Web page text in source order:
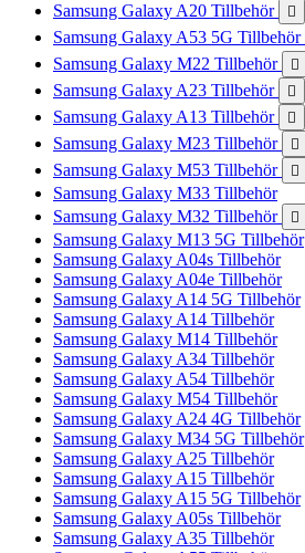
Samsung Galaxy A20 Tillbehör 
Samsung Galaxy A53 5G Tillbehör
Samsung Galaxy M22 Tillbehör 
Samsung Galaxy A23 Tillbehör 
Samsung Galaxy A13 Tillbehör 
Samsung Galaxy M23 Tillbehör 
Samsung Galaxy M53 Tillbehör 
Samsung Galaxy M33 Tillbehör
Samsung Galaxy M32 Tillbehör

Samsung Galaxy M13 5G Tillbehör
Samsung Galaxy A04s Tillbehör
Samsung Galaxy A04e Tillbehör
Samsung Galaxy A14 5G Tillbehör
Samsung Galaxy A14 Tillbehör
Samsung Galaxy M14 Tillbehör
Samsung Galaxy A34 Tillbehör
Samsung Galaxy A54 Tillbehör
Samsung Galaxy M54 Tillbehör
Samsung Galaxy A24 4G Tillbehör
Samsung Galaxy M34 5G Tillbehör
Samsung Galaxy A25 Tillbehör
Samsung Galaxy A15 Tillbehör
Samsung Galaxy A15 5G Tillbehör
Samsung Galaxy A05s Tillbehör
Samsung Galaxy A35 Tillbehör